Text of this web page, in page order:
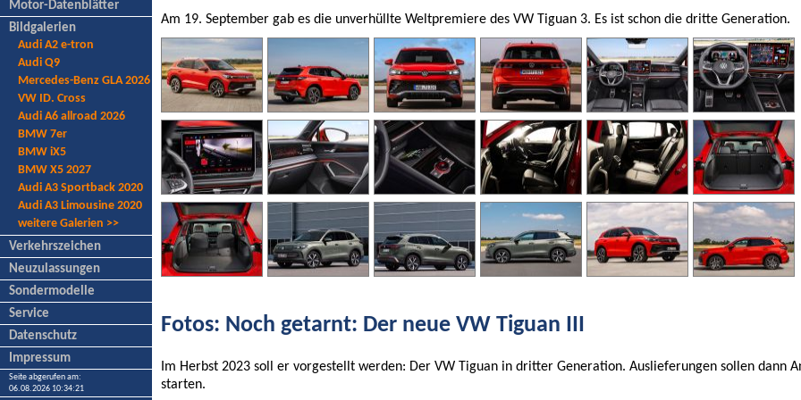
Motor-Datenblätter
Bildgalerien
Audi A2 e-tron
Audi Q9
Mercedes-Benz GLA 2026
VW ID. Cross
Audi A6 allroad 2026
BMW 7er
BMW iX5
BMW X5 2027
Audi A3 Sportback 2020
Audi A3 Limousine 2020
weitere Galerien >>
Verkehrszeichen
Neuzulassungen
Sondermodelle
Service
Datenschutz
Impressum
Seite abgerufen am:
06.08.2026 10:34:21
Am 19. September gab es die unverhüllte Weltpremiere des VW Tiguan 3. Es ist schon die dritte Generation.
Fotos: Noch getarnt: Der neue VW Tiguan III
Im Herbst 2023 soll er vorgestellt werden: Der VW Tiguan in dritter Generation. Auslieferungen sollen dann
starten.